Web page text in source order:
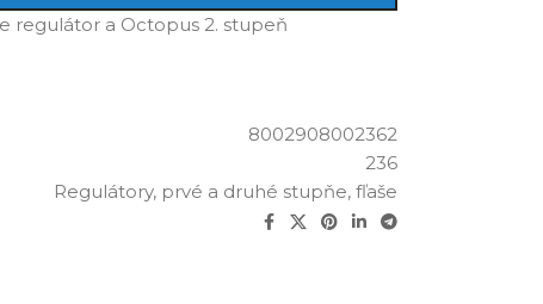
regulátor a Octopus 2. stupeň
8002908002362
236
Regulátory, prvé a druhé stupňe, fľaše